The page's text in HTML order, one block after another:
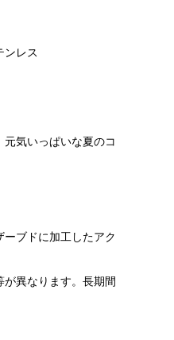
ンレス
気いっぱいな夏のコ
ブドに加工したアク
異なります。長期間